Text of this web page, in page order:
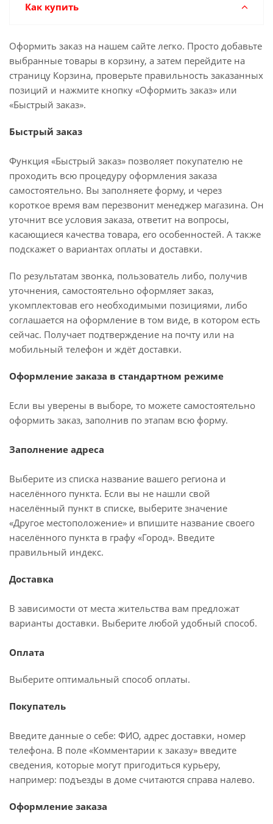
Как купить
Оформить заказ на нашем сайте легко. Просто добавьте
выбранные товары в корзину, а затем перейдите на
страницу Корзина, проверьте правильность заказанных
позиций и нажмите кнопку «Оформить заказ» или
«Быстрый заказ».
Быстрый заказ
Функция «Быстрый заказ» позволяет покупателю не
проходить всю процедуру оформления заказа
самостоятельно. Вы заполняете форму, и через
короткое время вам перезвонит менеджер магазина. Он
уточнит все условия заказа, ответит на вопросы,
касающиеся качества товара, его особенностей. А также
подскажет о вариантах оплаты и доставки.
По результатам звонка, пользователь либо, получив
уточнения, самостоятельно оформляет заказ,
укомплектовав его необходимыми позициями, либо
соглашается на оформление в том виде, в котором есть
сейчас. Получает подтверждение на почту или на
мобильный телефон и ждёт доставки.
Оформление заказа в стандартном режиме
Если вы уверены в выборе, то можете самостоятельно
оформить заказ, заполнив по этапам всю форму.
Заполнение адреса
Выберите из списка название вашего региона и
населённого пункта. Если вы не нашли свой
населённый пункт в списке, выберите значение
«Другое местоположение» и впишите название своего
населённого пункта в графу «Город». Введите
правильный индекс.
Доставка
В зависимости от места жительства вам предложат
варианты доставки. Выберите любой удобный способ.
Оплата
Выберите оптимальный способ оплаты.
Покупатель
Введите данные о себе: ФИО, адрес доставки, номер
телефона. В поле «Комментарии к заказу» введите
сведения, которые могут пригодиться курьеру,
например: подъезды в доме считаются справа налево.
Оформление заказа